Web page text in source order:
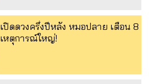
เปิดดวงครึ่งปีหลัง หมอปลาย เตือน 8
เหตุการณ์ใหญ่!